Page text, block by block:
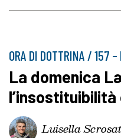
ORA DI DOTTRINA / 157 –
La domenica
Luisella